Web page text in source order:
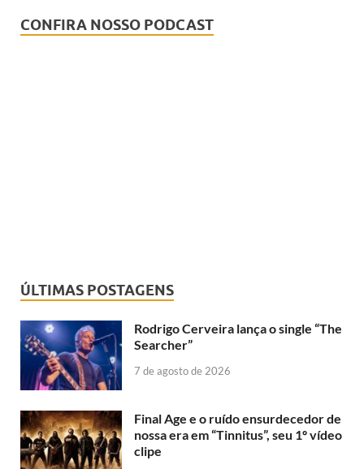
CONFIRA NOSSO PODCAST
ÚLTIMAS POSTAGENS
Rodrigo Cerveira lança o single “The
Searcher”
7 de agosto de 2026
Final Age e o ruído ensurdecedor de
nossa era em “Tinnitus”, seu 1º vídeo
clipe